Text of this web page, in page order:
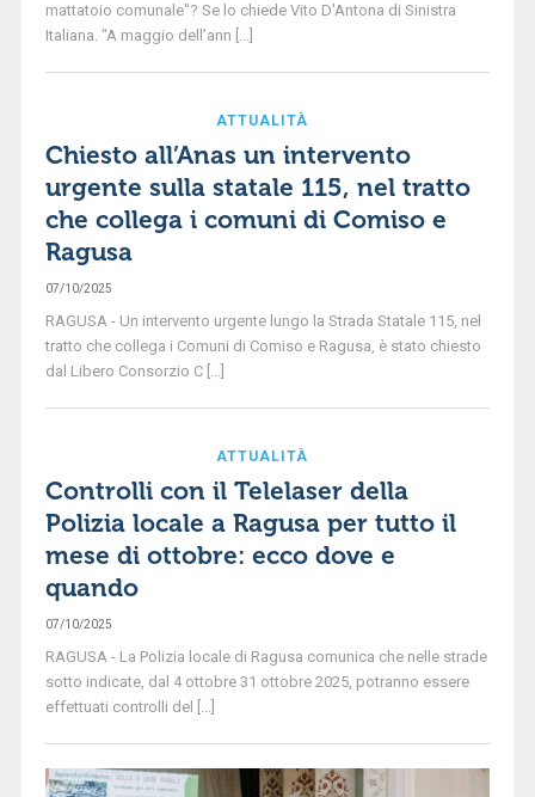
mattatoio comunale"? Se lo chiede Vito D'Antona di Sinistra
Italiana. "A maggio dell’ann [...]
ATTUALITÀ
Chiesto all’Anas un intervento
urgente sulla statale 115, nel tratto
che collega i comuni di Comiso e
Ragusa
07/10/2025
RAGUSA - Un intervento urgente lungo la Strada Statale 115, nel
tratto che collega i Comuni di Comiso e Ragusa, è stato chiesto
dal Libero Consorzio C [...]
ATTUALITÀ
Controlli con il Telelaser della
Polizia locale a Ragusa per tutto il
mese di ottobre: ecco dove e
quando
07/10/2025
RAGUSA - La Polizia locale di Ragusa comunica che nelle strade
sotto indicate, dal 4 ottobre 31 ottobre 2025, potranno essere
effettuati controlli del [...]